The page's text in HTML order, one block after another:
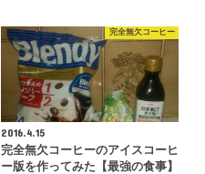
完全無欠コーヒー
2016.4.15
完全無欠コーヒーのアイスコーヒ
ー版を作ってみた【最強の食事】